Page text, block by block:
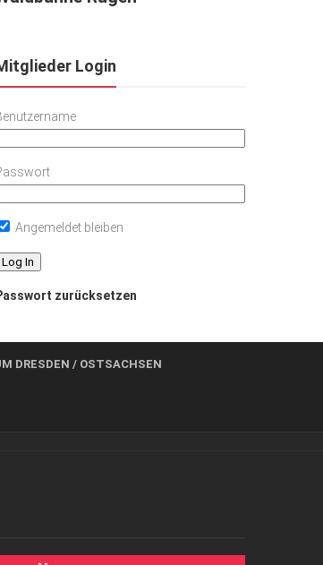
Login
Angemeldet bleiben
zurücksetzen
DRESDEN / OSTSACHSEN